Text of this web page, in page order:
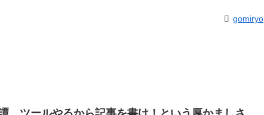
gomiryo